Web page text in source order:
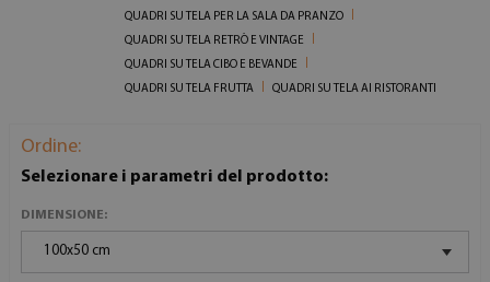
QUADRI SU TELA PER LA SALA DA PRANZO
QUADRI SU TELA RETRÒ E VINTAGE
QUADRI SU TELA CIBO E BEVANDE
QUADRI SU TELA FRUTTA
QUADRI SU TELA AI RISTORANTI
Ordine:
Selezionare i parametri del prodotto:
DIMENSIONE:
100x50 cm